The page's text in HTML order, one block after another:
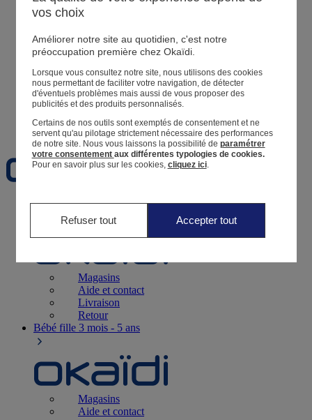
Magasin
Mes informations
Suivre une commande
Panier
Favoris
Naissance0-12 mois
Magasins
Aide et contact
Livraison
Retour
Bébé fille 3 mois - 5 ans
Magasins
Aide et contact
vos choix
Améliorer notre site au quotidien, c'est notre
préoccupation première chez Okaïdi.
Lorsque vous consultez notre site, nous utilisons des cookies
nous permettant de faciliter votre navigation, de détecter
d'éventuels problèmes mais aussi de vous proposer des
publicités et des produits personnalisés.
Certains de nos outils sont exemptés de consentement et ne
servent qu'au pilotage strictement nécessaire des performances
de notre site. Nous vous laissons la possibilité de paramétrer
votre consentement aux différentes typologies de cookies.
Pour en savoir plus sur les cookies, cliquez ici.
Refuser tout Accepter tout